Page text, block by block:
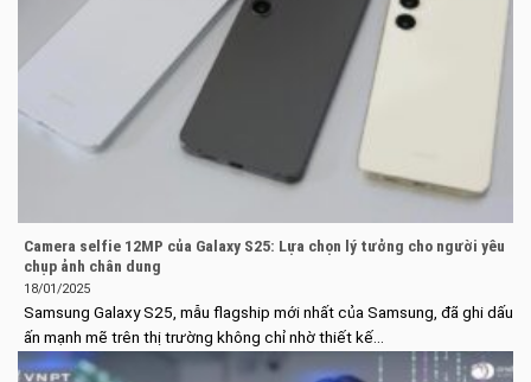
Camera selfie 12MP của Galaxy S25: Lựa chọn lý tưởng cho người yêu
chụp ảnh chân dung
18/01/2025
Samsung Galaxy S25, mẫu flagship mới nhất của Samsung, đã ghi dấu
ấn mạnh mẽ trên thị trường không chỉ nhờ thiết kế...